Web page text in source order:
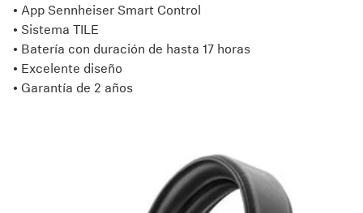
• App Sennheiser Smart Control
• Sistema TILE
• Batería con duración de hasta 17 horas
• Excelente diseño
• Garantía de 2 años